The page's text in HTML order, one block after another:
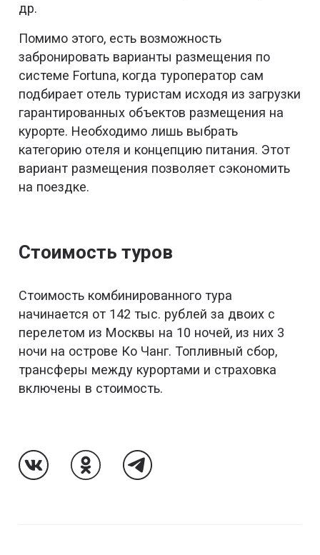
др.
Помимо этого, есть возможность
забронировать варианты размещения по
системе Fortuna, когда туроператор сам
подбирает отель туристам исходя из загрузки
гарантированных объектов размещения на
курорте. Необходимо лишь выбрать
категорию отеля и концепцию питания. Этот
вариант размещения позволяет сэкономить
на поездке.
Стоимость туров
Стоимость комбинированного тура
начинается от 142 тыс. рублей за двоих с
перелетом из Москвы на 10 ночей, из них 3
ночи на острове Ко Чанг. Топливный сбор,
трансферы между курортами и страховка
включены в стоимость.